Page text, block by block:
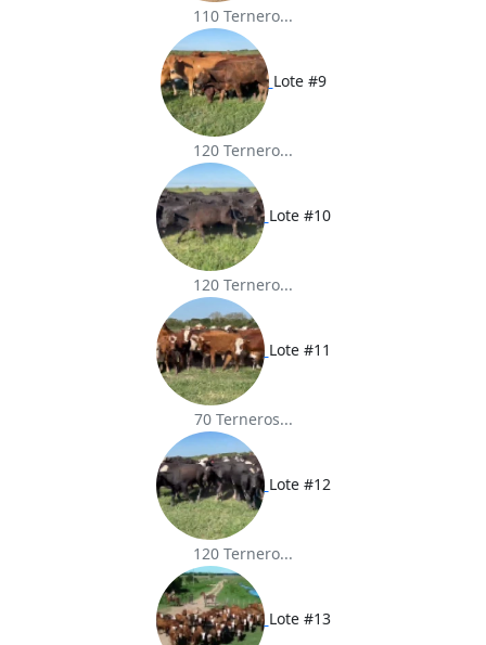
110 Ternero...
Lote #9
120 Ternero...
Lote #10
120 Ternero...
Lote #11
70 Terneros...
Lote #12
120 Ternero...
Lote #13